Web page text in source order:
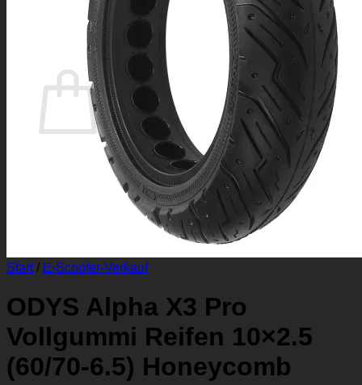
Warenkorb
Es befinden sich keine Produkte im Warenkorb.
Zurück zum Shop
Start / E-Scooter-Verkauf
ODYS Alpha X3 Pro
Vollgummi Reifen 10×2.5
(60/70-6.5) Honeycomb